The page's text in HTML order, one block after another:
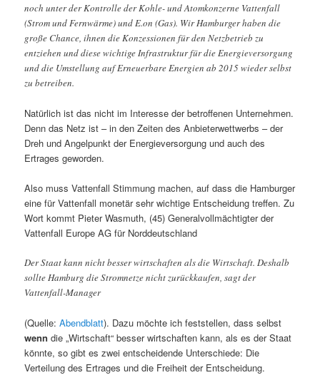
noch unter der Kontrolle der Kohle- und Atomkonzerne Vattenfall
(Strom und Fernwärme) und E.on (Gas). Wir Hamburger haben die
große Chance, ihnen die Konzessionen für den Netzbetrieb zu
entziehen und diese wichtige Infrastruktur für die Energieversorgung
und die Umstellung auf Erneuerbare Energien ab 2015 wieder selbst
zu betreiben.
Natürlich ist das nicht im Interesse der betroffenen Unternehmen.
Denn das Netz ist – in den Zeiten des Anbieterwettwerbs – der
Dreh und Angelpunkt der Energieversorgung und auch des
Ertrages geworden.
Also muss Vattenfall Stimmung machen, auf dass die Hamburger
eine für Vattenfall monetär sehr wichtige Entscheidung treffen. Zu
Wort kommt Pieter Wasmuth, (45) Generalvollmächtigter der
Vattenfall Europe AG für Norddeutschland
Der Staat kann nicht besser wirtschaften als die Wirtschaft. Deshalb
sollte Hamburg die Stromnetze nicht zurückkaufen, sagt der
Vattenfall-Manager
(Quelle:Abendblatt). Dazu möchte ich feststellen, dass selbst
wenn die „Wirtschaft“ besser wirtschaften kann, als es der Staat
könnte, so gibt es zwei entscheidende Unterschiede: Die
Verteilung des Ertrages und die Freiheit der Entscheidung.